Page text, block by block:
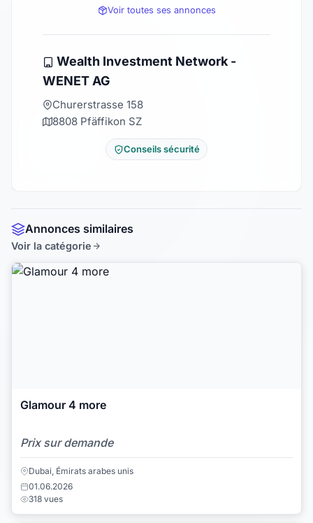
Voir toutes ses annonces
Wealth Investment Network -
WENET AG
Churerstrasse 158
8808 Pfäffikon SZ
Conseils sécurité
Annonces similaires
Voir la catégorie
Glamour 4 more
Prix sur demande
Dubai, Émirats arabes unis
01.06.2026
318 vues